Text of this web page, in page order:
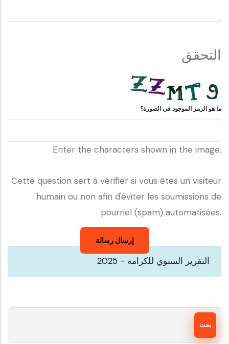
التحقق
ما هو الرمز الموجود في الصورة؟
Enter the characters shown in the image.
Cette question sert à vérifier si vous êtes un visiteur
humain ou non afin d'éviter les soumissions de
pourriel (spam) automatisées.
التقرير السنوي للكرامة - 2025